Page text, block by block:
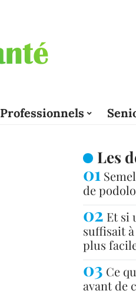
Professionnels
Les
de
Et si
suffisait
plus
Ce
avant de